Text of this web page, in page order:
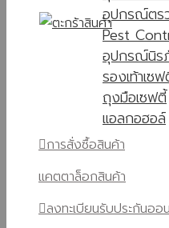
อุปกรณ์ตร
Pest
อุปกรณ์นิร
รองเท้าเซ
ถุงมือเซฟตี้
แอลกอฮอล์
การสั่งซื้อสินค้า
แคตตาล็อกสินค้า
ลงทะเบียนรับประกันออ